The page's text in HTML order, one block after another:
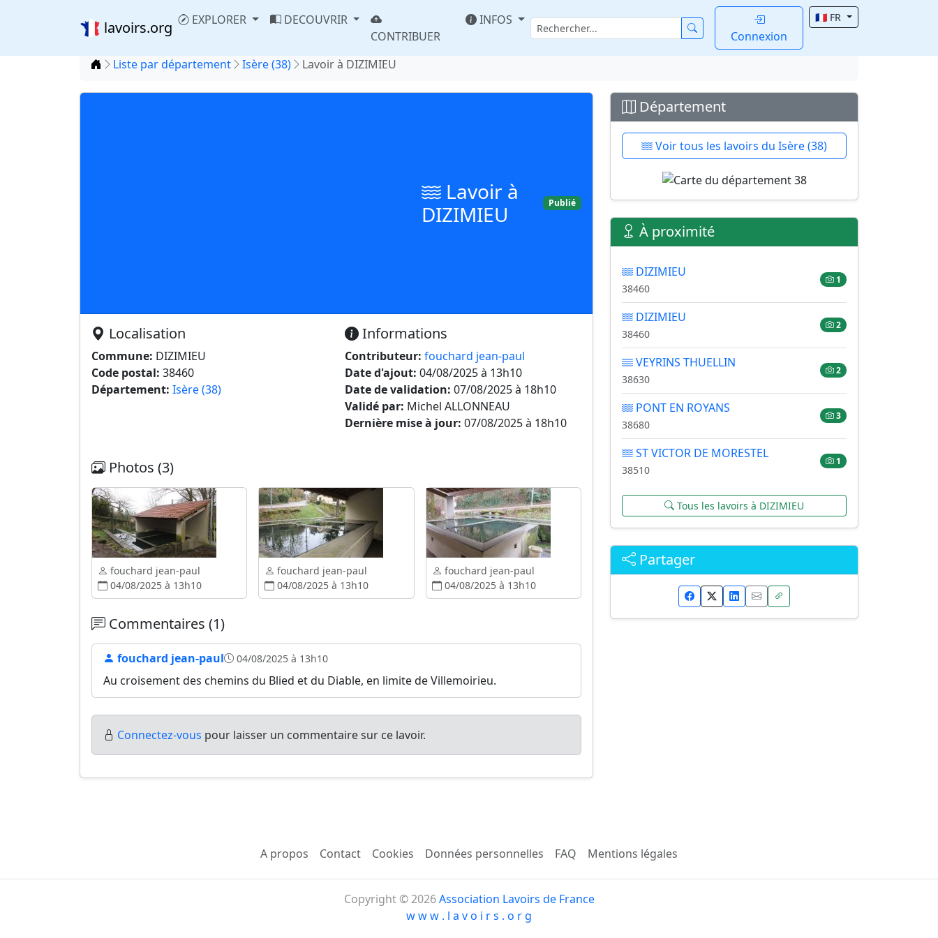
lavoirs.org EXPLORER
DECOUVRIR
CONTRIBUER
INFOS
Connexion
🇫🇷 FR
Accueil
Liste par département Isère (38) Lavoir à DIZIMIEU
Lavoir à
DIZIMIEU
Publié
Localisation
Commune: DIZIMIEU
Code postal: 38460
Département: Isère (38)
Informations
Contributeur: fouchard jean-paul
Date d'ajout: 04/08/2025 à 13h10
Date de validation: 07/08/2025 à 18h10
Validé par: Michel ALLONNEAU
Dernière mise à jour: 07/08/2025 à 18h10
Photos (3)
fouchard jean-paul
04/08/2025 à 13h10
fouchard jean-paul
04/08/2025 à 13h10
fouchard jean-paul
04/08/2025 à 13h10
Commentaires (1)
fouchard jean-paul 04/08/2025 à 13h10
Au croisement des chemins du Blied et du Diable, en limite de Villemoirieu.
Connectez-vous pour laisser un commentaire sur ce lavoir.
Département
Voir tous les lavoirs du Isère (38)
À proximité
DIZIMIEU
38460
1
DIZIMIEU
38460
2
VEYRINS THUELLIN
38630
2
PONT EN ROYANS
38680
3
ST VICTOR DE MORESTEL
38510
1
Tous les lavoirs à DIZIMIEU
Partager
A propos Contact Cookies Données personnelles FAQ Mentions légales
Copyright © 2026Association Lavoirs de France
w w w . l a v o i r s . o r g